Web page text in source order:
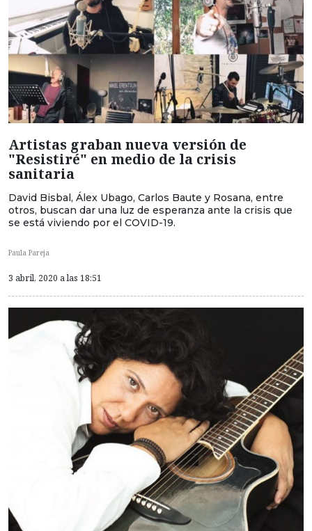
Artistas graban nueva versión de
"Resistiré" en medio de la crisis
sanitaria
David Bisbal, Álex Ubago, Carlos Baute y Rosana, entre
otros, buscan dar una luz de esperanza ante la crisis que
se está viviendo por el COVID-19.
Paula Pareja
3 abril, 2020 a las 18:51